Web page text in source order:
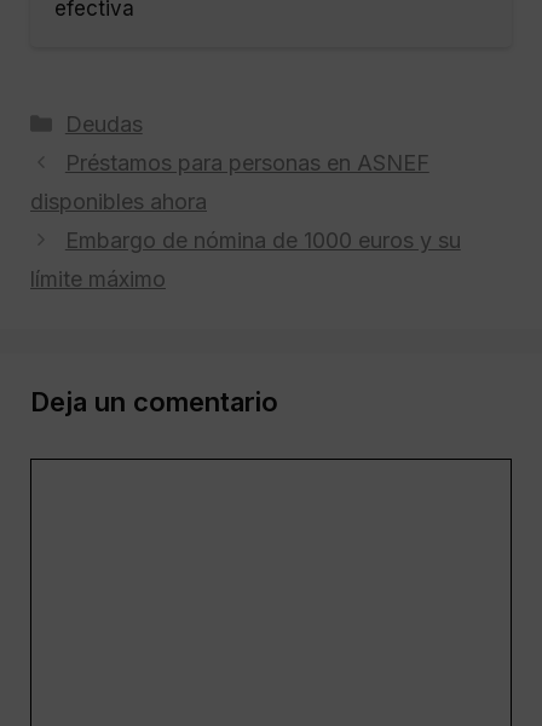
efectiva
Categorías
Deudas
Préstamos para personas en ASNEF
disponibles ahora
Embargo de nómina de 1000 euros y su
límite máximo
Deja un comentario